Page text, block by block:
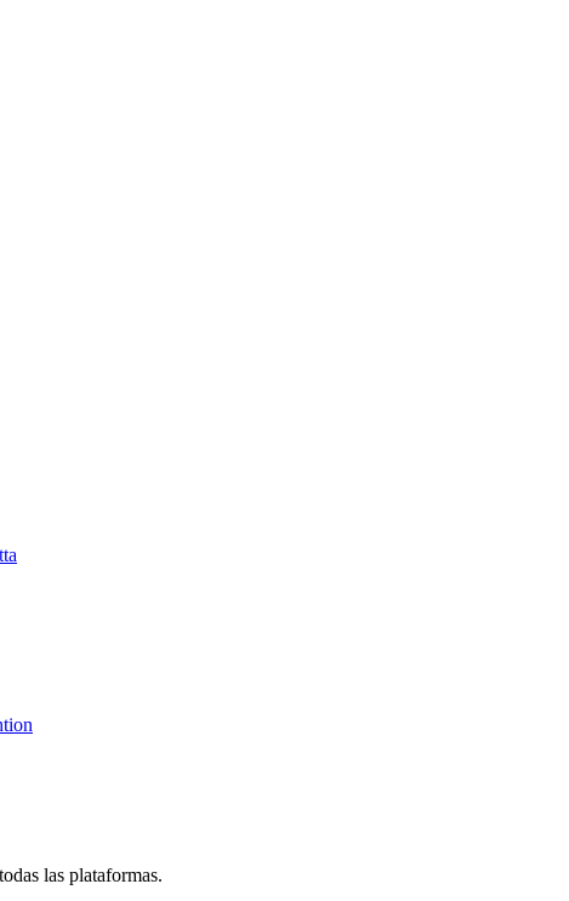
las plataformas.